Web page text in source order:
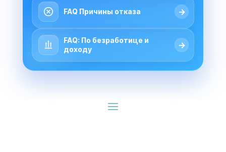
FAQ Причины отказа →
FAQ: По безработице и
доходу
→